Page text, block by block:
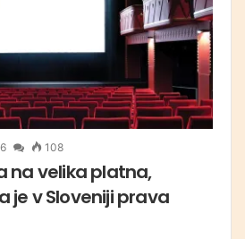
108
na velika platna,
je v Sloveniji prava